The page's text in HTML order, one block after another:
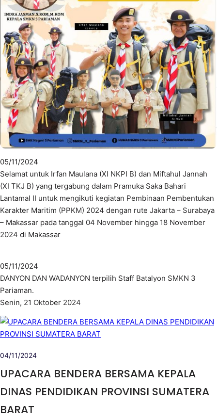
05/11/2024
Selamat untuk Irfan Maulana (XI NKPI B) dan Miftahul Jannah
(XI TKJ B) yang tergabung dalam Pramuka Saka Bahari
Lantamal II untuk mengikuti kegiatan Pembinaan Pembentukan
Karakter Maritim (PPKM) 2024 dengan rute Jakarta – Surabaya
– Makassar pada tanggal 04 November hingga 18 November
2024 di Makassar
05/11/2024
DANYON DAN WADANYON terpilih Staff Batalyon SMKN 3
Pariaman.
Senin, 21 Oktober 2024
04/11/2024
UPACARA BENDERA BERSAMA KEPALA
DINAS PENDIDIKAN PROVINSI SUMATERA
BARAT